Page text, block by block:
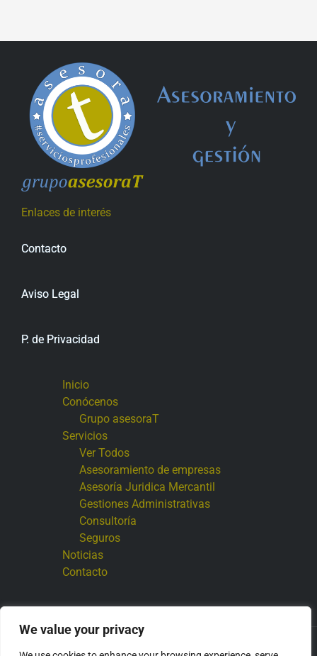
We value your privacy
Enlaces de interés
Contacto
Aviso Legal
P. de Privacidad
Inicio
Conócenos
Grupo asesoraT
Servicios
Ver Todos
Asesoramiento de empresas
Asesoría Juridica Mercantil
Gestiones Administrativas
Consultoría
Seguros
Noticias
Contacto